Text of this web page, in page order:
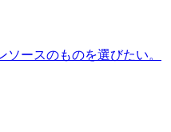
ソースのものを選びたい。